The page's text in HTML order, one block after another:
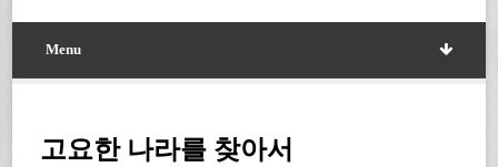
Menu
고요한 나라를 찾아서